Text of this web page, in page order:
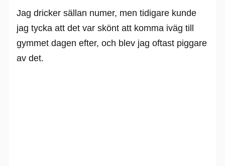
Jag dricker sällan numer, men tidigare kunde
jag tycka att det var skönt att komma iväg till
gymmet dagen efter, och blev jag oftast piggare
av det.